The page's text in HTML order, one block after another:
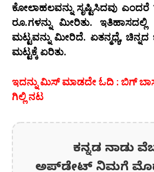
ಕೋಲಾಹಲವನ್ನು ಸೃಷ್ಟಿಸಿದವು
ರೂ.ಗಳನ್ನು ಮೀರಿತು.
ಮಟ್ಟವನ್ನು ಮೀರಿದೆ. ಏತನ್ಮಧ್ಯೆ,
ಮಟ್ಟಕ್ಕೆ ಏರಿತು.
ಇದನ್ನು ಮಿಸ್‌ ಮಾಡದೇ ಓದಿ : ಬಿಗ್​
ಗಿಲ್ಲಿ ನಟ
ಕನ್ನಡ ನಾಡು
ಅಪ್‌ಡೇಟ್‌ ನಿಮಗೆ